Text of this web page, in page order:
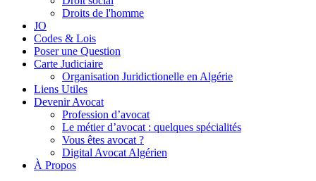
Droits de l'homme
JO
Codes & Lois
Poser une Question
Carte Judiciaire
Organisation Juridictionelle en Algérie
Liens Utiles
Devenir Avocat
Profession d’avocat
Le métier d’avocat : quelques spécialités
Vous êtes avocat ?
Digital Avocat Algérien
À Propos